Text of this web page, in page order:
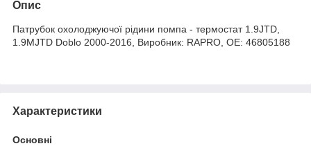
Опис
Патрубок охолоджуючої рідини помпа - термостат 1.9JTD,
1.9MJTD Doblo 2000-2016, Виробник: RAPRO, OE: 46805188
Характеристики
Основні